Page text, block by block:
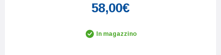
58,00€
In magazzino